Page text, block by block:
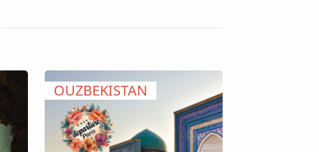
OUZBEKISTAN